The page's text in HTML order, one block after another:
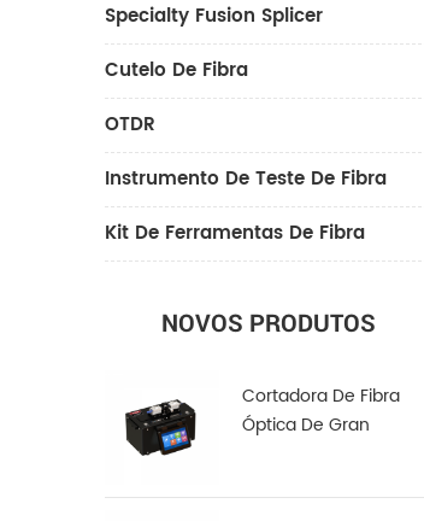
Specialty Fusion Splicer
Cutelo De Fibra
OTDR
Instrumento De Teste De Fibra
Kit De Ferramentas De Fibra
NOVOS PRODUTOS
Cortadora De Fibra
Óptica De Gran